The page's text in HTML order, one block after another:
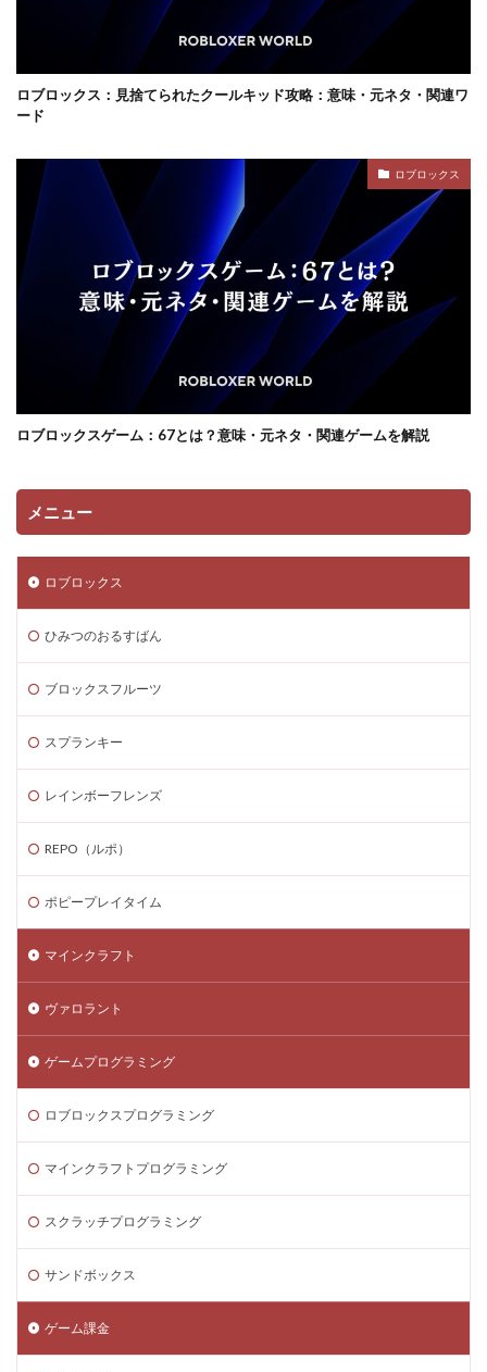
ロブロックス：見捨てられたクールキッド攻略：意味・元ネタ・関連ワ
ード
ロブロックス
ロブロックスゲーム：67とは？意味・元ネタ・関連ゲームを解説
メニュー
ロブロックス
ひみつのおるすばん
ブロックスフルーツ
スプランキー
レインボーフレンズ
REPO（ルポ）
ポピープレイタイム
マインクラフト
ヴァロラント
ゲームプログラミング
ロブロックスプログラミング
マインクラフトプログラミング
スクラッチプログラミング
サンドボックス
ゲーム課金